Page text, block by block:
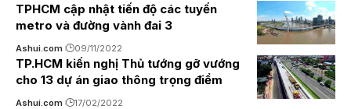
TPHCM cập nhật tiến độ các tuyến
metro và đường vành đai 3
Ashui.com 09/11/2022
TP.HCM kiến nghị Thủ tướng gỡ vướng
cho 13 dự án giao thông trọng điểm
Ashui.com 17/02/2022